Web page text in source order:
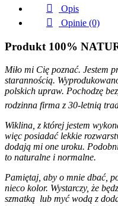
Opis
Opinie (0)
Produkt 100%
Miło mi Cię poznać. Jestem
starannością.
polskich upraw. Pochodzę
rodzinna firma z 30-letnią
Wiklina, z której jestem
więc posiadać lekkie
dodają mi one uroku.
to naturalne i normalne.
Pamiętaj, aby o mnie dbać,
nieco kolor. Wystarczy, że
szmatką lub myć wodą z